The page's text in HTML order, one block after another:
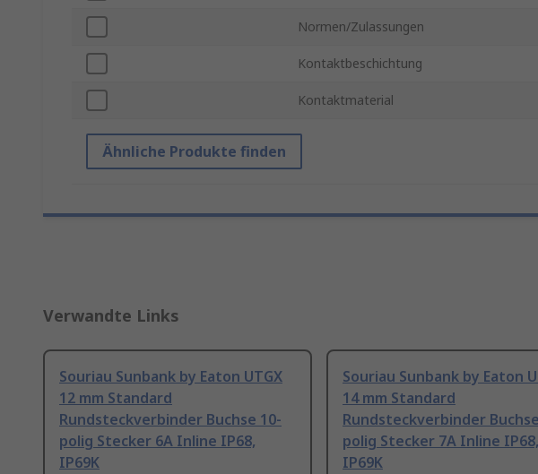
Normen/Zulassungen
Kontaktbeschichtung
Kontaktmaterial
Ähnliche Produkte finden
Verwandte Links
Souriau Sunbank by Eaton UTGX
12 mm Standard
Rundsteckverbinder Buchse 10-
polig Stecker 6A Inline IP68,
IP69K
Souriau Sunbank by Eaton
14 mm Standard
Rundsteckverbinder
polig Stecker 7A Inline IP68,
IP69K